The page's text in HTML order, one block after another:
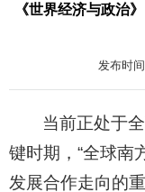
《世界经济与政治
发布时
当前正处于
键时期，“全球南
发展合作走向的